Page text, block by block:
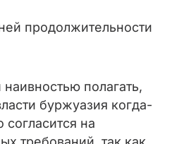
продолжительности
полагать,
буржуазия когда-
на